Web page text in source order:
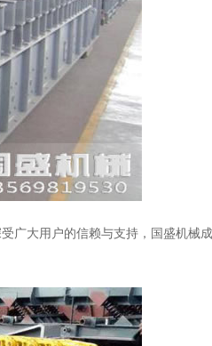
大用户的信赖与支持，国盛机械